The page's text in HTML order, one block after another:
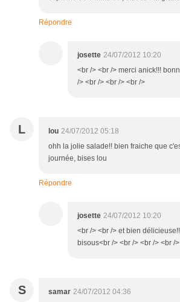
Répondre
josette 24/07/2012 10:20
<br /> <br /> merci anick!!!
/> <br /> <br /> <br />
L lou 24/07/2012 05:18
ohh la jolie salade!! bien fraiche que
journée, bises lou
Répondre
josette 24/07/2012 10:20
<br /> <br /> et bien
bisous<br /> <br /> <br /> <br />
S samar 24/07/2012 04:36